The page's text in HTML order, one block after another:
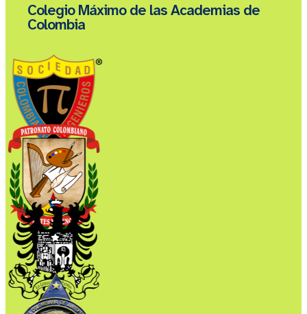
Colegio Máximo de las Academias de
Colombia